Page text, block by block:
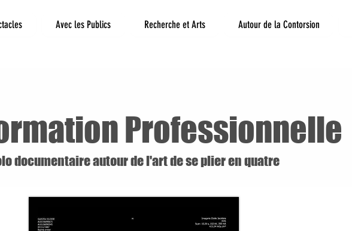
Avec les Publics Recherche et Arts Autour de la Contorsion
Professionnelle
documentaire autour de l'art de se plier en quatre